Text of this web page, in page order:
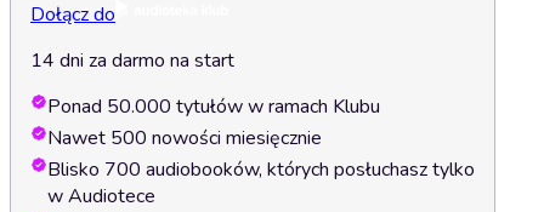
Dołącz do
14 dni za darmo na start
Ponad 50.000 tytułów w ramach Klubu
Nawet 500 nowości miesięcznie
Blisko 700 audiobooków, których posłuchasz tylko
w Audiotece